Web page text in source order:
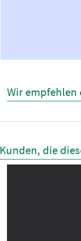
Wir empfehlen
Kunden, die